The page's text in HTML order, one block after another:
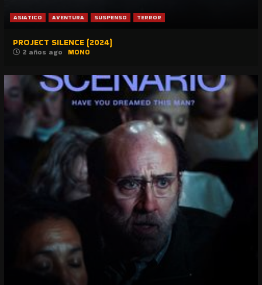
ASIATICO AVENTURA SUSPENSO TERROR
PROJECT SILENCE (2024)
2 años ago MONO